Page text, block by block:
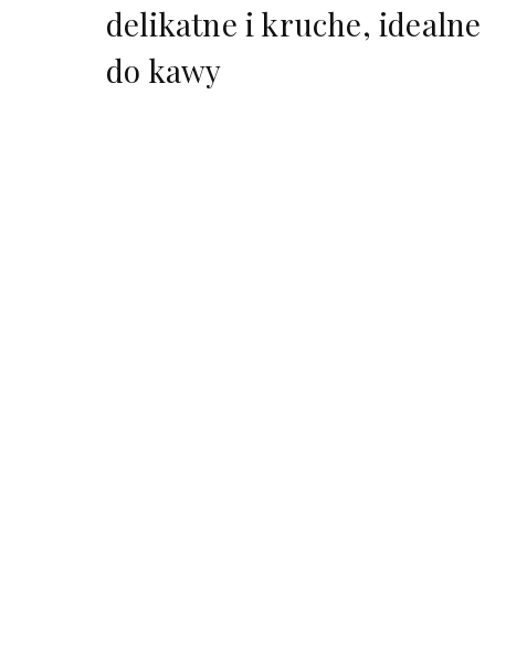
delikatne i kruche, idealne
do kawy